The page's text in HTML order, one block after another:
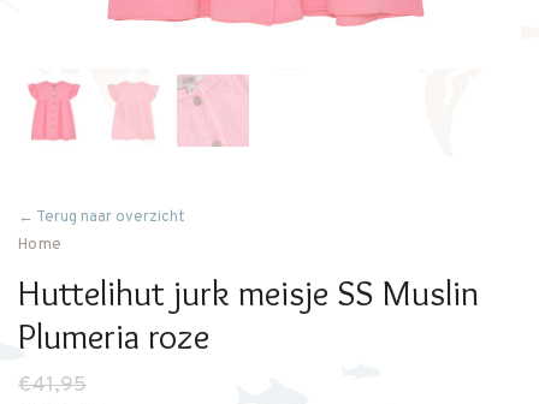
← Terug naar overzicht
Home
Huttelihut jurk meisje SS Muslin
Plumeria roze
€41,95